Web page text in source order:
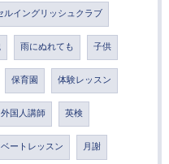
ルイングリッシュクラブ
雨にぬれても 子供
保育園 体験レッスン
外国人講師 英検
ートレッスン 月謝